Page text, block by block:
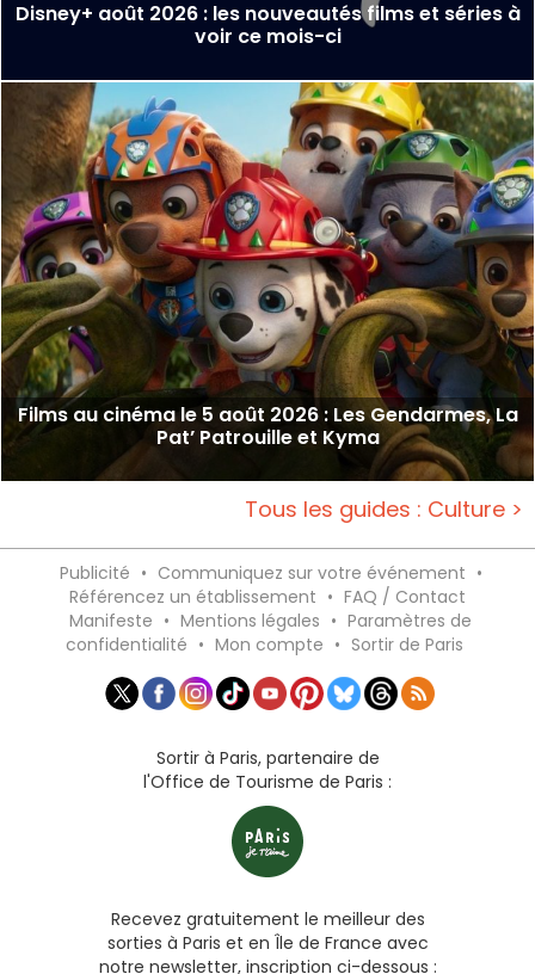
Disney+ août 2026 : les nouveautés films et séries à
voir ce mois-ci
Films au cinéma le 5 août 2026 : Les Gendarmes, La
Pat’ Patrouille et Kyma
Tous les guides : Culture >
Publicité • Communiquez sur votre événement •
Référencez un établissement • FAQ / Contact
Manifeste • Mentions légales • Paramètres de
confidentialité • Mon compte • Sortir de Paris
Sortir à Paris, partenaire de
l'Office de Tourisme de Paris :
Recevez gratuitement le meilleur des
sorties à Paris et en Île de France avec
notre newsletter, inscription ci-dessous :